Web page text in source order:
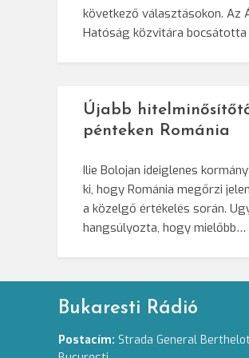
következő választásokon. Az
Hatóság közvitára
Újabb
pénteken Románia
Ilie Bolojan ideiglenes
ki, hogy Románia megőrzi
a közelgő értékelés során.
hangsúlyozta, hogy mielőbb…
Bukaresti Rádió
Postacím: Strada General